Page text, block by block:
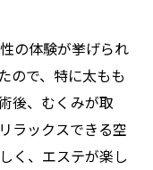
の体験が挙げられ
ので、特に太もも
後、むくみが取
ラックスできる空
く、エステが楽し